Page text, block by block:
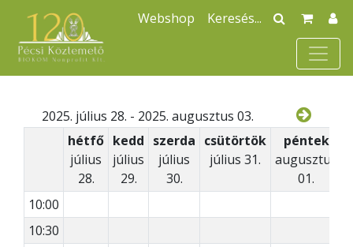
Webshop
2025. július 28. - 2025. augusztus 03.
hétfő
július
28.
kedd
július
29.
szerda
július
30.
csütörtök
július 31.
péntek
augusztus
01.
10:00
10:30